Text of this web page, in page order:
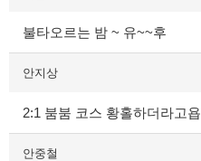
불타오르는 밤 ~ 유~~후
안지상
2:1 붐붐 코스 황홀하더라고욥
안중철